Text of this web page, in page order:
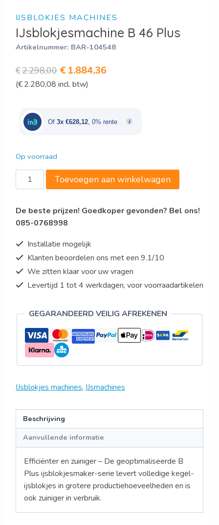
IJSBLOKJES MACHINES
IJsblokjesmachine B 46 Plus
Artikelnummer: BAR-104548
€2.298,00 Oorspronkelijke
prijs
€2.298,00.
€1.884,36
€1.884,36.
(€2.280,08 incl. btw)
Of 3x €628,12, 0% rente
Op voorraad
IJsblokjesmachine
B
Plus
aantal
Toevoegen aan winkelwagen
De beste prijzen! Goedkoper gevonden? Bel ons!
085-0768998
Installatie mogelijk
Klanten beoordelen ons met een 9.1/10
We zitten klaar voor uw vragen
Levertijd 1 tot 4 werkdagen, voor voorraadartikelen
GEGARANDEERD VEILIG AFREKENEN
IJsblokjes machines, IJsmachines
Beschrijving
Aanvullende informatie
Efficiënter en zuiniger – De geoptimaliseerde B
Plus ijsblokjesmaker-serie levert volledige kegel-
ijsblokjes in grotere productiehoeveelheden en is
ook zuiniger in verbruik.